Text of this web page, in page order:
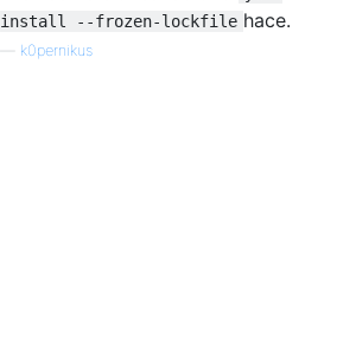
install --frozen-lockfile hace.
k0pernikus